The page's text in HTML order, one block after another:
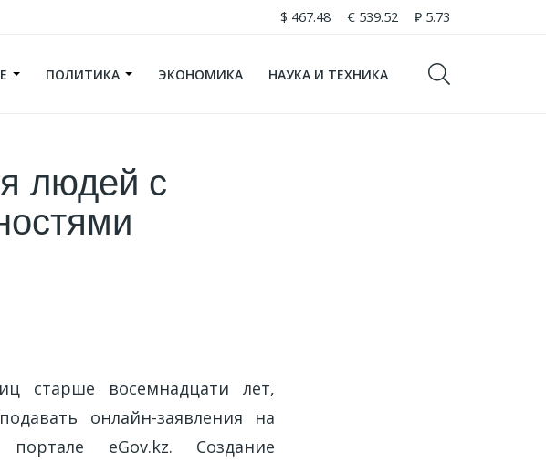
$ 467.48 € 539.52 ₽ 5.73
ПОЛИТИКА ЭКОНОМИКА НАУКА И ТЕХНИКА
людей с
старше восемнадцати лет,
онлайн-заявления на
eGov.kz. Создание